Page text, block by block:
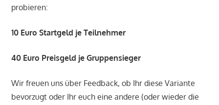
probieren:
10 Euro Startgeld je Teilnehmer
40 Euro Preisgeld je Gruppensieger
Wir freuen uns über Feedback, ob Ihr diese Variante
bevorzugt oder Ihr euch eine andere (oder wieder die